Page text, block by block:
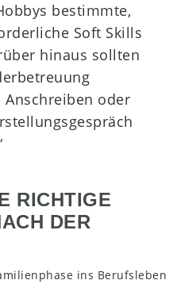
bestimmte,
Soft Skills
hinaus sollten
oder
RICHTIGE
DER
ins Berufsleben